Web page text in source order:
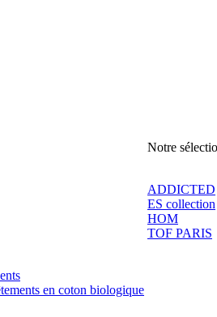
en coton biologique
Notre
ADDICTED
ES collection
HOM
TOF PARIS